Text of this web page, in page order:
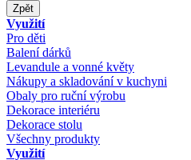
Zpět
Využití
Pro děti
Balení dárků
Levandule a vonné květy
Nákupy a skladování v kuchyni
Obaly pro ruční výrobu
Dekorace interiéru
Dekorace stolu
Všechny produkty
Využití